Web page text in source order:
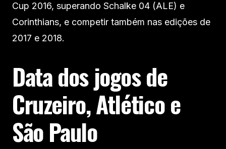
Cup 2016, superando Schalke 04 (ALE) e
Corinthians, e competir também nas edições de
2017 e 2018.
Data dos jogos de
Cruzeiro, Atlético e
São Paulo